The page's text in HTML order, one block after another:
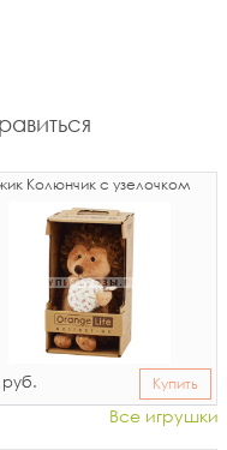
Колюнчик с узелочком
руб. Купить
Все игрушки